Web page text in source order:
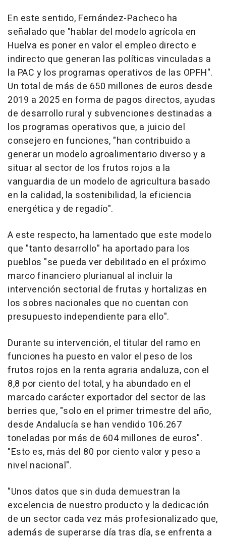
En este sentido, Fernández-Pacheco ha
señalado que "hablar del modelo agrícola en
Huelva es poner en valor el empleo directo e
indirecto que generan las políticas vinculadas a
la PAC y los programas operativos de las OPFH".
Un total de más de 650 millones de euros desde
2019 a 2025 en forma de pagos directos, ayudas
de desarrollo rural y subvenciones destinadas a
los programas operativos que, a juicio del
consejero en funciones, "han contribuido a
generar un modelo agroalimentario diverso y a
situar al sector de los frutos rojos a la
vanguardia de un modelo de agricultura basado
en la calidad, la sostenibilidad, la eficiencia
energética y de regadío".
A este respecto, ha lamentado que este modelo
que "tanto desarrollo" ha aportado para los
pueblos "se pueda ver debilitado en el próximo
marco financiero plurianual al incluir la
intervención sectorial de frutas y hortalizas en
los sobres nacionales que no cuentan con
presupuesto independiente para ello".
Durante su intervención, el titular del ramo en
funciones ha puesto en valor el peso de los
frutos rojos en la renta agraria andaluza, con el
8,8 por ciento del total, y ha abundado en el
marcado carácter exportador del sector de las
berries que, "solo en el primer trimestre del año,
desde Andalucía se han vendido 106.267
toneladas por más de 604 millones de euros".
"Esto es, más del 80 por ciento valor y peso a
nivel nacional".
"Unos datos que sin duda demuestran la
excelencia de nuestro producto y la dedicación
de un sector cada vez más profesionalizado que,
además de superarse día tras día, se enfrenta a